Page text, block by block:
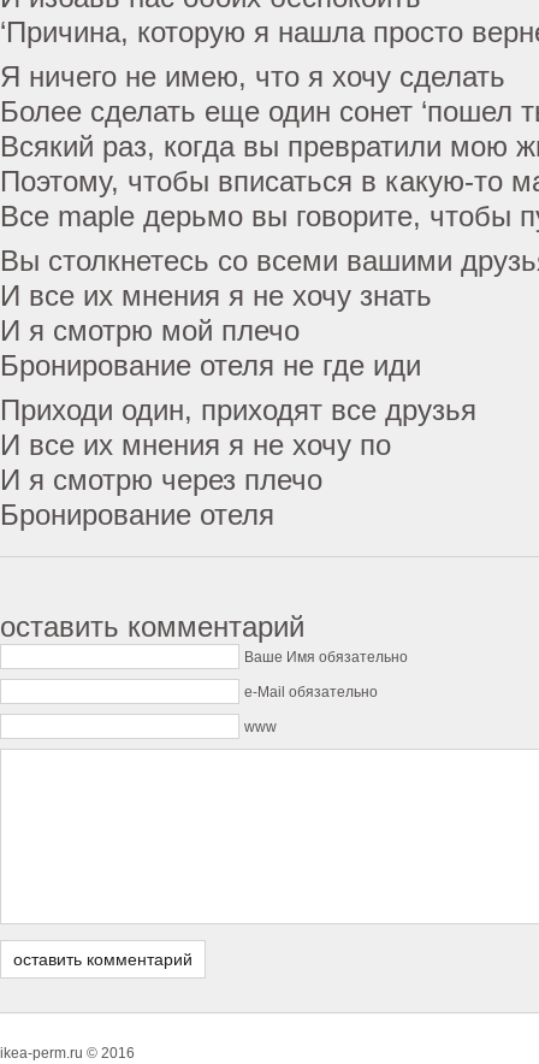
‘Причина, которую я нашла просто
Я ничего не имею, что я хочу сделать
Более сделать еще один сонет ‘пошел
Всякий раз, когда вы превратили мою
Поэтому, чтобы вписаться в какую-то
Все maple дерьмо вы говорите, чтобы
Вы столкнетесь со всеми вашими
И все их мнения я не хочу знать
И я смотрю мой плечо
Бронирование отеля не где иди
Приходи один, приходят все друзья
И все их мнения я не хочу по
И я смотрю через плечо
Бронирование отеля
оставить комментарий
Ваше Имя обязательно
e-Mail обязательно
www
ikea-perm.ru © 2016